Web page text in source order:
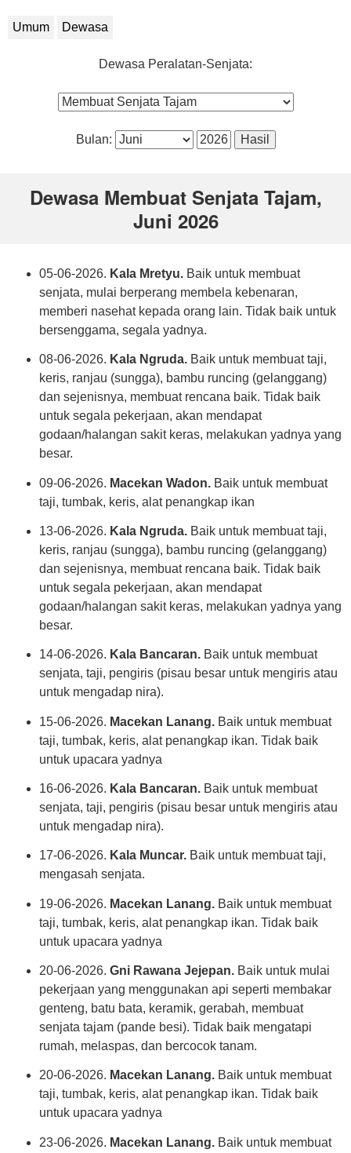
Umum Dewasa
Dewasa Peralatan-Senjata:
Bulan:
Dewasa Membuat Senjata Tajam,
Juni 2026
05-06-2026. Kala Mretyu. Baik untuk membuat
senjata, mulai berperang membela kebenaran,
memberi nasehat kepada orang lain. Tidak baik untuk
bersenggama, segala yadnya.
08-06-2026. Kala Ngruda. Baik untuk membuat taji,
keris, ranjau (sungga), bambu runcing (gelanggang)
dan sejenisnya, membuat rencana baik. Tidak baik
untuk segala pekerjaan, akan mendapat
godaan/halangan sakit keras, melakukan yadnya yang
besar.
09-06-2026. Macekan Wadon. Baik untuk membuat
taji, tumbak, keris, alat penangkap ikan
13-06-2026. Kala Ngruda. Baik untuk membuat taji,
keris, ranjau (sungga), bambu runcing (gelanggang)
dan sejenisnya, membuat rencana baik. Tidak baik
untuk segala pekerjaan, akan mendapat
godaan/halangan sakit keras, melakukan yadnya yang
besar.
14-06-2026. Kala Bancaran. Baik untuk membuat
senjata, taji, pengiris (pisau besar untuk mengiris atau
untuk mengadap nira).
15-06-2026. Macekan Lanang. Baik untuk membuat
taji, tumbak, keris, alat penangkap ikan. Tidak baik
untuk upacara yadnya
16-06-2026. Kala Bancaran. Baik untuk membuat
senjata, taji, pengiris (pisau besar untuk mengiris atau
untuk mengadap nira).
17-06-2026. Kala Muncar. Baik untuk membuat taji,
mengasah senjata.
19-06-2026. Macekan Lanang. Baik untuk membuat
taji, tumbak, keris, alat penangkap ikan. Tidak baik
untuk upacara yadnya
20-06-2026. Gni Rawana Jejepan. Baik untuk mulai
pekerjaan yang menggunakan api seperti membakar
genteng, batu bata, keramik, gerabah, membuat
senjata tajam (pande besi). Tidak baik mengatapi
rumah, melaspas, dan bercocok tanam.
20-06-2026. Macekan Lanang. Baik untuk membuat
taji, tumbak, keris, alat penangkap ikan. Tidak baik
untuk upacara yadnya
23-06-2026. Macekan Lanang. Baik untuk membuat